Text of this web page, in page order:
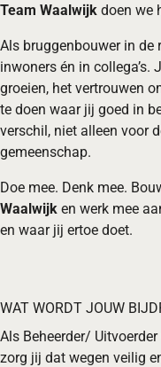
Team Waalwijk doen we
Als bruggenbouwer in de
inwoners én in
groeien, het vertrouwen
te doen waar jij goed in
verschil, niet alleen voor
gemeenschap.
Doe mee. Denk mee.
Waalwijk en werk mee
en waar jij ertoe doet.
WAT WORDT JOUW
Als Beheerder/
zorg jij dat wegen veilig